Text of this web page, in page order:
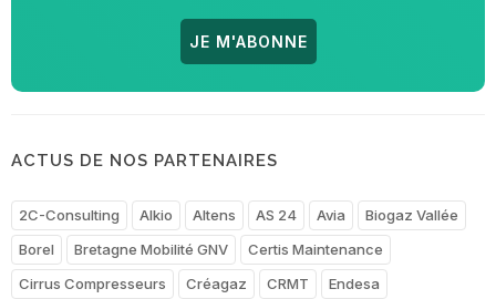
JE M'ABONNE
ACTUS DE NOS PARTENAIRES
2C-Consulting Alkio Altens AS 24 Avia
Biogaz Vallée
Borel
Bretagne Mobilité GNV
Certis Maintenance
Cirrus Compresseurs
Créagaz CRMT
Endesa